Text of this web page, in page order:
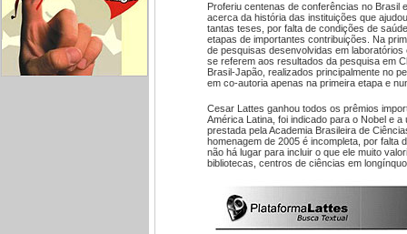
Proferiu centenas de conferências no Brasil
acerca da história das instituições que
tantas teses, por falta de condições de
etapas de importantes contribuições. Na
de pesquisas desenvolvidas em
se referem aos resultados da pesquisa em
Brasil-Japão, realizados principalmente no
em co-autoria apenas na primeira etapa e
Cesar Lattes ganhou todos os prêmios
América Latina, foi indicado para o Nobel e
prestada pela Academia Brasileira de
homenagem de 2005 é incompleta, por falta
não há lugar para incluir o que ele muito
bibliotecas, centros de ciências em